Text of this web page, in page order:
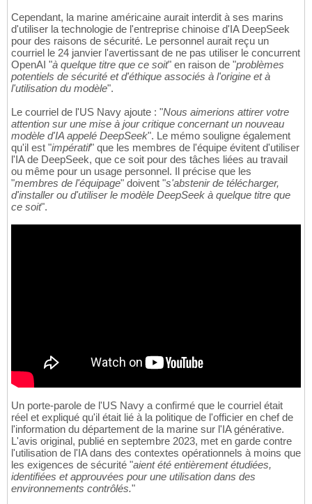
Cependant, la marine américaine aurait interdit à ses marins
d'utiliser la technologie de l'entreprise chinoise d'IA DeepSeek
pour des raisons de sécurité. Le personnel aurait reçu un
courriel le 24 janvier l'avertissant de ne pas utiliser le concurrent
OpenAI "à quelque titre que ce soit" en raison de "problèmes
potentiels de sécurité et d'éthique associés à l'origine et à
l'utilisation du modèle".
Le courriel de l'US Navy ajoute : "Nous aimerions attirer votre
attention sur une mise à jour critique concernant un nouveau
modèle d'IA appelé DeepSeek". Le mémo souligne également
qu'il est "impératif" que les membres de l'équipe évitent d'utiliser
l'IA de DeepSeek, que ce soit pour des tâches liées au travail
ou même pour un usage personnel. Il précise que les
"membres de l'équipage" doivent "s'abstenir de télécharger,
d'installer ou d'utiliser le modèle DeepSeek à quelque titre que
ce soit".
Un porte-parole de l'US Navy a confirmé que le courriel était
réel et expliqué qu'il était lié à la politique de l'officier en chef de
l'information du département de la marine sur l'IA générative.
L'avis original, publié en septembre 2023, met en garde contre
l'utilisation de l'IA dans des contextes opérationnels à moins que
les exigences de sécurité "aient été entièrement étudiées,
identifiées et approuvées pour une utilisation dans des
environnements contrôlés."